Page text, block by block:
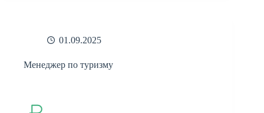
01.09.2025
Менеджер по туризму